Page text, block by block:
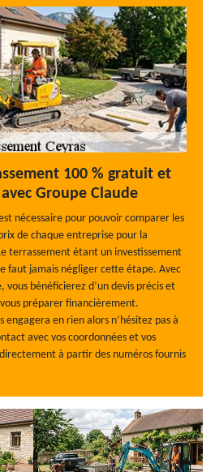
100 % gratuit et
Groupe Claude
nécessaire pour pouvoir comparer les
de chaque entreprise pour la
terrassement étant un investissement
faut jamais négliger cette étape. Avec
vous bénéficierez d’un devis précis et
préparer financièrement.
engagera en rien alors n’hésitez pas à
avec vos coordonnées et vos
à partir des numéros fournis